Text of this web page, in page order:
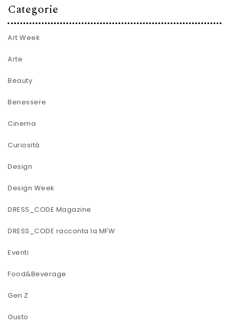
Categorie
Art Week
Arte
Beauty
Benessere
Cinema
Curiosità
Design
Design Week
DRESS_CODE Magazine
DRESS_CODE racconta la MFW
Eventi
Food&Beverage
Gen Z
Gusto